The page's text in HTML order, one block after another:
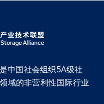
中国社会组织5A级社
域的非营利性国际行业